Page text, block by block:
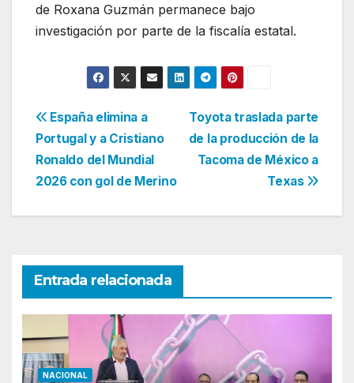
de Roxana Guzmán permanece bajo
investigación por parte de la fiscalía estatal.
Navegación
de
entradas
Toyota traslada parte
de la producción de la
Tacoma de México a
Texas
España elimina a
Portugal y a Cristiano
Ronaldo del Mundial
2026 con gol de Merino
Entrada relacionada
NACIONAL